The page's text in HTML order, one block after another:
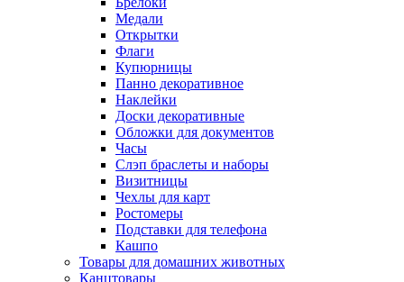
Медали
Открытки
Флаги
Купюрницы
Панно декоративное
Наклейки
Доски декоративные
Обложки для документов
Часы
Слэп браслеты и наборы
Визитницы
Чехлы для карт
Ростомеры
Подставки для телефона
Кашпо
Товары для домашних животных
Канцтовары